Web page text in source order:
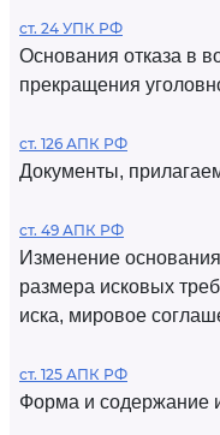
ст. 24 УПК РФ
Основания отказа в
прекращения
ст. 126 АПК РФ
Документы,
ст. 49 АПК РФ
Изменение
размера исковых
иска, мировое
ст. 125 АПК РФ
Форма и содержание